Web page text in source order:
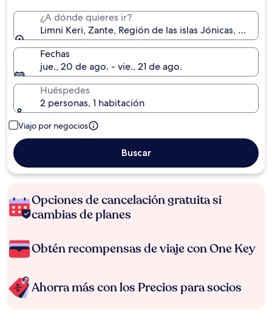
¿A dónde quieres ir?
Limni Keri, Zante, Región de las islas Jónicas, Grecia
Fechas
jue., 20 de ago. - vie., 21 de ago.
Huéspedes
2 personas, 1 habitación
Viajo por negocios
Buscar
Opciones de cancelación gratuita si
cambias de planes
Obtén recompensas de viaje con One Key
Ahorra más con los Precios para socios